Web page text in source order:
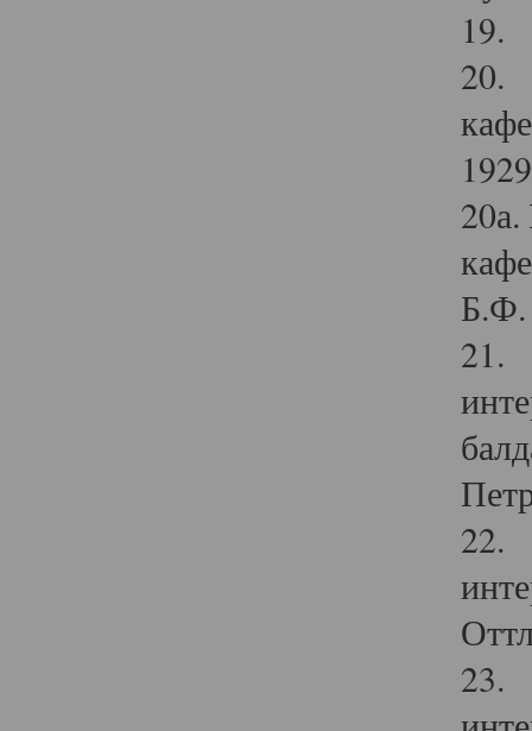
19.
20.
Б.Ф.
21.
22.
23.